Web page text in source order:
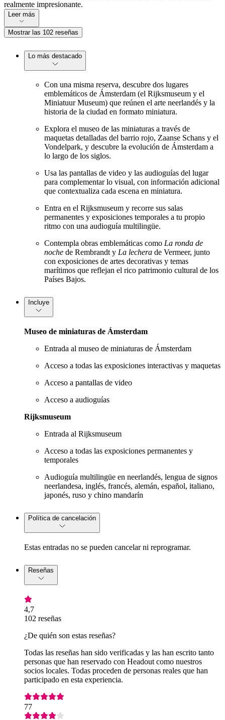
realmente impresionante.
Leer más
Mostrar las 102 reseñas
Lo más destacado
Con una misma reserva, descubre dos lugares
emblemáticos de Ámsterdam (el Rijksmuseum y el
Miniatuur Museum) que reúnen el arte neerlandés y la
historia de la ciudad en formato miniatura.
Explora el museo de las miniaturas a través de
maquetas detalladas del barrio rojo, Zaanse Schans y el
Vondelpark, y descubre la evolución de Ámsterdam a
lo largo de los siglos.
Usa las pantallas de video y las audioguías del lugar
para complementar lo visual, con información adicional
que contextualiza cada escena en miniatura.
Entra en el Rijksmuseum y recorre sus salas
permanentes y exposiciones temporales a tu propio
ritmo con una audioguía multilingüe.
Contempla obras emblemáticas como La ronda de
noche de Rembrandt y La lechera de Vermeer, junto
con exposiciones de artes decorativas y temas
marítimos que reflejan el rico patrimonio cultural de los
Países Bajos.
Incluye
Museo de miniaturas de Ámsterdam
Entrada al museo de miniaturas de Ámsterdam
Acceso a todas las exposiciones interactivas y maquetas
Acceso a pantallas de video
Acceso a audioguías
Rijksmuseum
Entrada al Rijksmuseum
Acceso a todas las exposiciones permanentes y
temporales
Audioguía multilingüe en neerlandés, lengua de signos
neerlandesa, inglés, francés, alemán, español, italiano,
japonés, ruso y chino mandarín
Política de cancelación
Estas entradas no se pueden cancelar ni reprogramar.
Reseñas
4,7
102 reseñas
¿De quién son estas reseñas?
Todas las reseñas han sido verificadas y las han escrito tanto
personas que han reservado con Headout como nuestros
socios locales. Todas proceden de personas reales que han
participado en esta experiencia.
77